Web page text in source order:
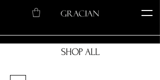
SHOP ALL